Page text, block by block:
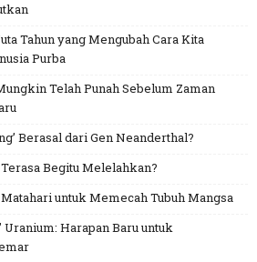
Tahun yang Mengubah Cara Kita
Purba
Telah Punah Sebelum Zaman
Berasal dari Gen Neanderthal?
Begitu Melelahkan?
untuk Memecah Tubuh Mangsa
Harapan Baru untuk